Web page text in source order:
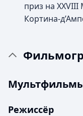
приз на
Кортина-
Режиссёр